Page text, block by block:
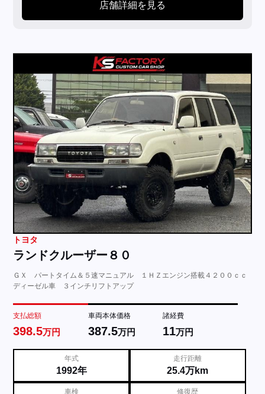
店舗詳細を見る
トヨタ
ランドクルーザー８０
ＧＸ パートタイム＆５速マニュアル １ＨＺエンジン搭載４２００ｃｃ
ディーゼル車 ３インチリフトアップ
支払総額
398.5万円
車両本体価格
387.5万円
諸経費
11万円
年式
1992年
走行距離
25.4万km
車検 修復歴